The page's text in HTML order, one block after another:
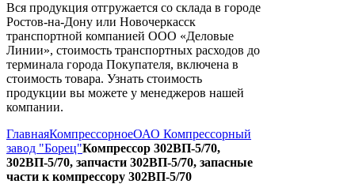
Вся продукция отгружается со склада в городе
Ростов-на-Дону или Новочеркасск
транспортной компанией ООО «Деловые
Линии», стоимость транспортных расходов до
терминала города Покупателя, включена в
стоимость товара. Узнать стоимость
продукции вы можете у менеджеров нашей
компании.
ГлавнаяКомпрессорноеОАО Компрессорный
завод "Борец"Компрессор 302ВП-5/70,
302ВП-5/70, запчасти 302ВП-5/70, запасные
части к компрессору 302ВП-5/70